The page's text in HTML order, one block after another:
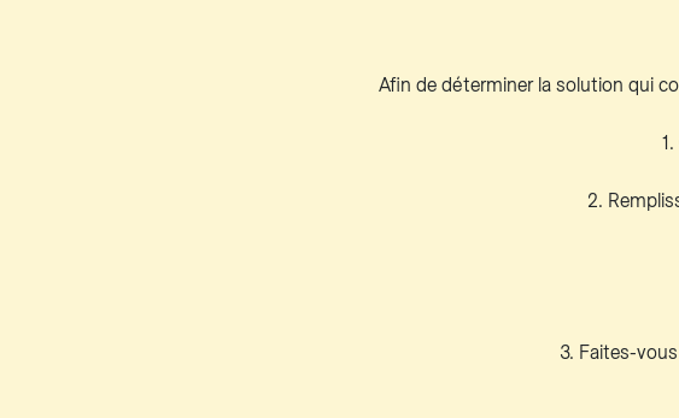
Afin de déterminer la solution qui
2.
3. Faites-